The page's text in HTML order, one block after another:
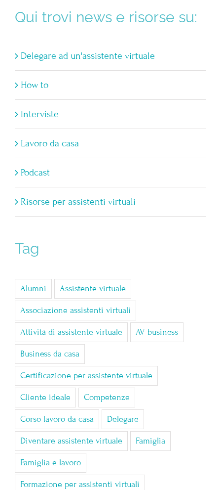
Qui trovi news e risorse su:
Delegare ad un'assistente virtuale
How to
Interviste
Lavoro da casa
Podcast
Risorse per assistenti virtuali
Tag
Alumni Assistente virtuale
Associazione assistenti virtuali
Attività di assistente virtuale AV business
Business da casa
Certificazione per assistente virtuale
Cliente ideale Competenze
Corso lavoro da casa Delegare
Diventare assistente virtuale Famiglia
Famiglia e lavoro
Formazione per assistenti virtuali